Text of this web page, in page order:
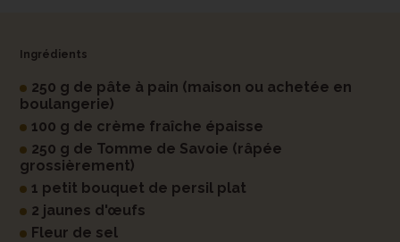
Ingrédients
250 g de pâte à pain (maison ou achetée en
boulangerie)
100 g de crème fraîche épaisse
250 g de Tomme de Savoie (râpée
grossièrement)
1 petit bouquet de persil plat
2 jaunes d'œufs
Fleur de sel